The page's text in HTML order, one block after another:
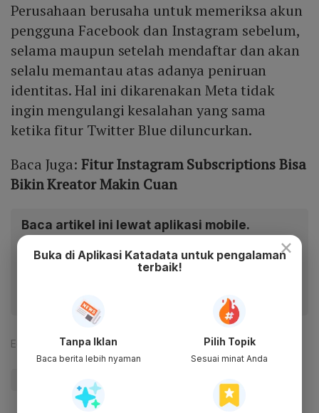
Perusahaan berusaha untuk memeriksa akun
pengguna Facebook dan Instagram sebelum,
selama maupun setelah mendaftar dan akan
selalu memantau atas adanya peniruan
identitas. Hal ini dikarenakan Meta tidak
ingin mengulangi kesalahan yang sama
ketika fitur Twitter Blue diluncurkan.
Baca Juga: Fitur Instagram Subscriptions Bisa
Bikin Kreator Makin Cuan
Baca artikel ini lewat aplikasi mobile.
Dapatkan pengalaman membaca lebih nyaman dan nikmati
fitur menarik lainnya lewat aplikasi mobile Katadata.
Editor: Indriane Daradila M D
×
Buka di Aplikasi Katadata untuk pengalaman
terbaik!
Tanpa Iklan
Baca berita lebih nyaman
Pilih Topik
Sesuai minat Anda